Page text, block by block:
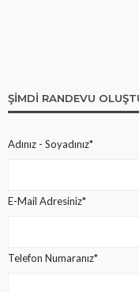
ŞIMDI RANDEVU
Adınız - Soyadınız*
E-Mail Adresiniz*
Telefon Numaranız*